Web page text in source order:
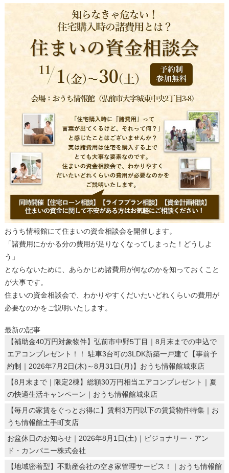
おうち情報館にて住まいの資金相談会を開催します。
「諸費用にかかる分の費用が足りなくなってしまった！どうしよ
う」
とならないために、あらかじめ諸費用が何なのかを知っておくこと
が大事です。
住まいの資金相談会で、わかりやすくだいたいどれくらいの費用が
必要なのかをご説明いたします。
最新の記事
【補助金40万円対象物件】弘前市中野5丁目｜8月末までの申込で
エアコンプレゼント！！ 駐車3台可の3LDK新築一戸建て【事前予
約制｜2026年7月2日(木)～8月31日(月)】おうち情報館城東店
【8月末まで｜限定2棟】総額30万円相当エアコンプレゼント｜夏
の快適生活キャンペーン｜おうち情報館城東店
【毎月の家賃をぐっとお得に】賃料3万円以下の賃貸物件特集｜お
うち情報館土手町支店
お盆休日のお知らせ｜2026年8月1日(土)｜ビジョナリー・アン
ド・カンパニー株式会社
【地域密着型】不動産会社の空き家管理サービス！｜おうち情報館